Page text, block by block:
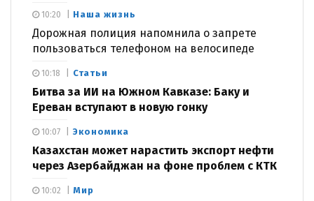
Наша жизнь
Дорожная полиция напомнила о запрете
пользоваться телефоном на велосипеде
10:20
Статьи
Битва за ИИ на Южном Кавказе: Баку и
Ереван вступают в новую гонку
10:18
Экономика
Казахстан может нарастить экспорт нефти
через Азербайджан на фоне проблем с КТК
10:07
Мир
10:02